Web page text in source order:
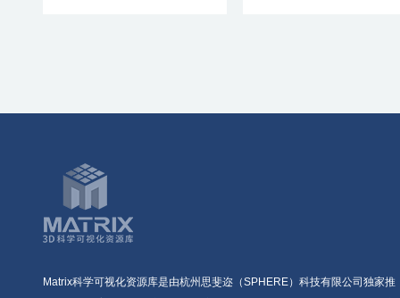
Matrix科学可视化资源库是由杭州思斐迩（SPHERE）科技有限公司独家推